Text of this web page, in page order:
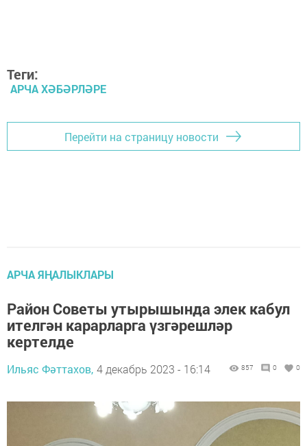
Теги:
АРЧА ХӘБӘРЛӘРЕ
Перейти на страницу новости
АРЧА ЯҢАЛЫКЛАРЫ
Район Советы утырышында элек кабул
ителгән карарларга үзгәрешләр
кертелде
Ильяс Фәттахов, 4 декабрь 2023 - 16:14 857 0 0